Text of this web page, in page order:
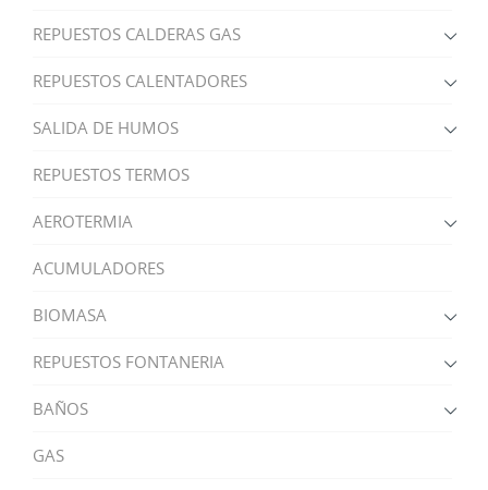
REPUESTOS CALDERAS GAS
REPUESTOS CALENTADORES
SALIDA DE HUMOS
REPUESTOS TERMOS
AEROTERMIA
ACUMULADORES
BIOMASA
REPUESTOS FONTANERIA
BAÑOS
GAS